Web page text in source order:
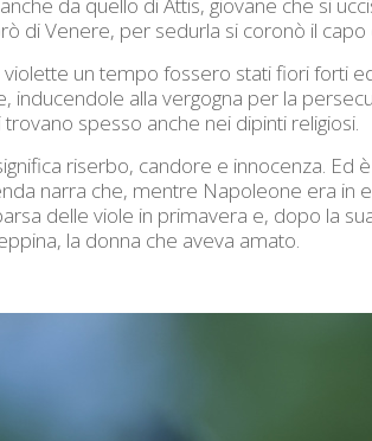
di Venere, per sedurla si coronò il
un tempo fossero stati fiori forti
inducendole alla vergogna per la
spesso anche nei dipinti religiosi.
riserbo, candore e innocenza. Ed
narra che, mentre Napoleone era in
delle viole in primavera e, dopo la
la donna che aveva amato.